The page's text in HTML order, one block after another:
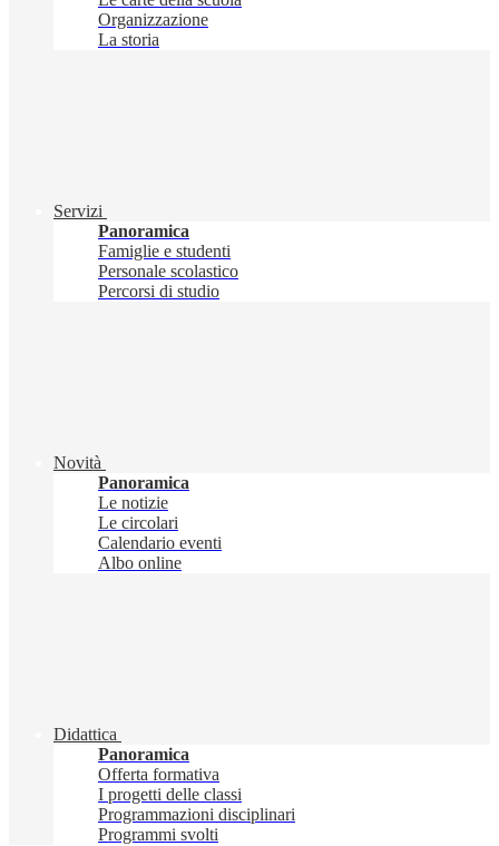
Organizzazione
La storia
Servizi
Panoramica
Famiglie e studenti
Personale scolastico
Percorsi di studio
Novità
Panoramica
Le notizie
Le circolari
Calendario eventi
Albo online
Didattica
Panoramica
Offerta formativa
I progetti delle classi
Programmazioni disciplinari
Programmi svolti